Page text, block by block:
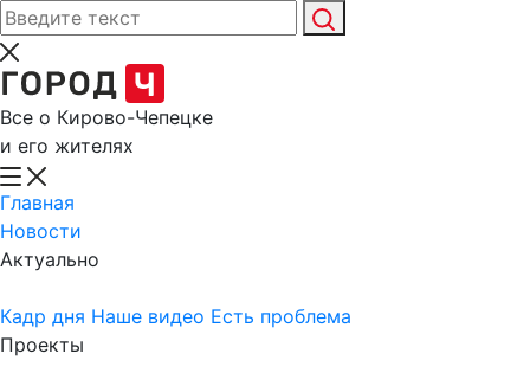
Все о Кирово-Чепецке
и его жителях
Главная
Новости
Актуально
Кадр дня Наше видео Есть проблема
Проекты